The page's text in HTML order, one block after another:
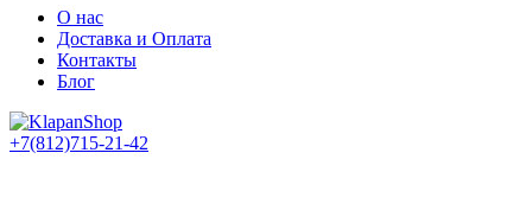
О нас
Доставка и Оплата
Контакты
Блог
+7(812)715-21-42